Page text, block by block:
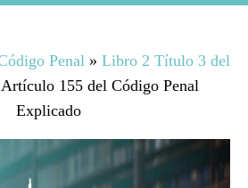
Penal » Libro 2 Título 3 del
Artículo 155 del Código Penal
Explicado